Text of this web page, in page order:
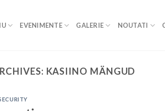
EVENIMENTE GALERIE NOUTATI
KASIINO MÄNGUD